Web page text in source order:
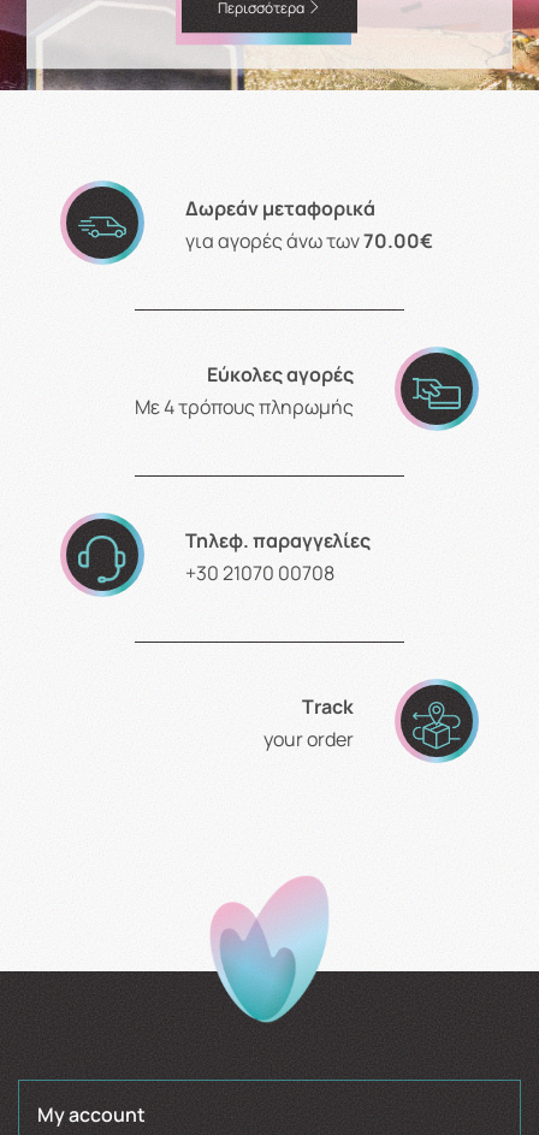
Περισσότερα
Δωρεάν μεταφορικά
για αγορές άνω των70.00€
Εύκολες αγορές
Με 4 τρόπους πληρωμής
Τηλεφ. παραγγελίες
+30 21070 00708
Τrack
your order
My account